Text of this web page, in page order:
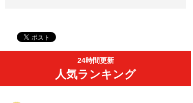
24時間更新
人気ランキング